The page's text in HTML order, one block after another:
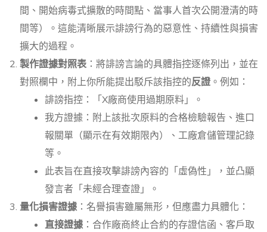
間、開始病毒式擴散的時間點、當事人首次公開澄清的時
間等）。這能清晰展示誹謗行為的惡意性、持續性與損害
擴大的過程。
製作證據對照表 ：將誹謗言論的具體指控逐條列出，並在
對照欄中，附上你所能提出駁斥該指控的反證 。例如：
誹謗指控：「X廠商使用過期原料」。
我方證據：附上該批次原料的合格檢驗報告、進口
報關單（顯示在有效期限內）、工廠倉儲管理記錄
等。
此表旨在直接攻擊誹謗內容的「虛偽性」，並凸顯
發言者「未經合理查證」。
量化損害證據 ：名譽損害雖屬無形，但應盡力具體化：
直接證據 ：合作廠商終止合約的存證信函、客戶取